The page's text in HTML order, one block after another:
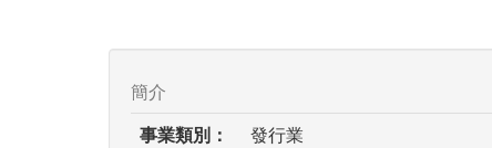
簡介
事業類別：
發行業